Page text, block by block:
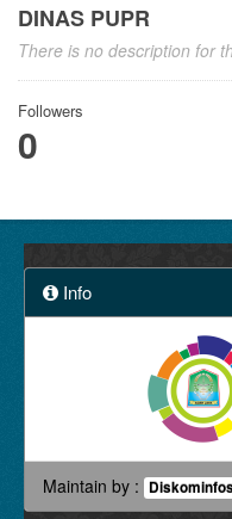
DINAS PUPR
There is no description for
Followers
0
Info
Maintain by :